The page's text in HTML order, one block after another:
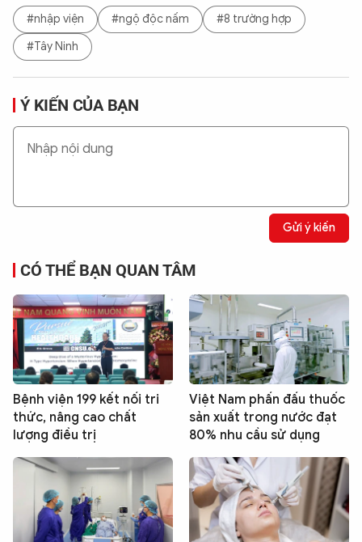
#nhập viện #ngộ độc nấm
#8 trường hợp
#Tây Ninh
Ý KIẾN CỦA BẠN
Gửi ý kiến
CÓ THỂ BẠN QUAN TÂM
Bệnh viện 199 kết nối tri
thức, nâng cao chất
lượng điều trị
Việt Nam phấn đấu thuốc
sản xuất trong nước đạt
80% nhu cầu sử dụng